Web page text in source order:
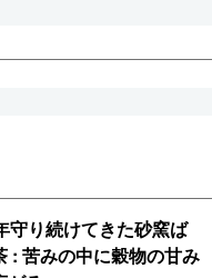
守り続けてきた砂窯ば
: 苦みの中に穀物の甘み